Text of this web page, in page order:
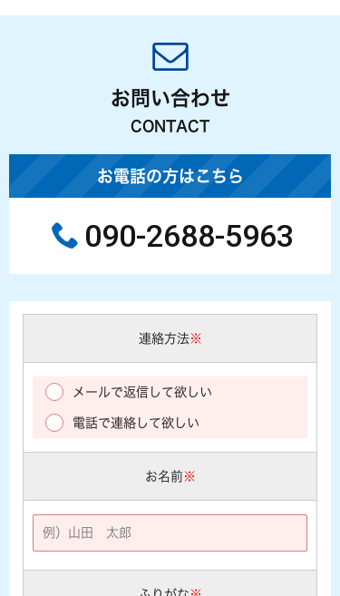
お問い合わせ
CONTACT
お電話の方はこちら
090-2688-5963
連絡方法※
メールで返信して欲しい
電話で連絡して欲しい
お名前※